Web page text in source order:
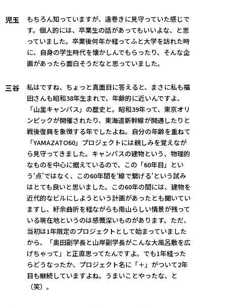
児玉
もちろん知っていますが、遠巻きに見守っていた感じで
す。個人的には、卒業生の話があってもいいよな、と思
っていました。卒業後何年か経ってふと大学を訪れた時
に、自身の学生時代を懐かしんでもらったり、そんな企
画があったら面白そうだなと思っていました。
三谷
私はですね、ちょっと真面目に答えると、まさに私も福
田さんも昭和38年生まれで、年齢的に近いんですよ、
「山里キャンパス」の歴史と。昭和39年って、東京オリ
ンピックが開催されたり、東海道新幹線が開通したりと
戦後復興を象徴する年でしたよね。自分の年齢を重ねて
「YAMAZATO60」プロジェクトには親しみを覚えなが
ら見守ってきました。キャンパスの建物という、物理的
なものを中心に据えているので、この「60年目」とい
う‘点’ではなく、この60年間を‘線で繋げる’という試み
はとても良いと思いました。この60年の間には、建物を
近代的なビルにしようという計画があったとも聞いてい
ますし、紆余曲折を経ながらも南山らしい情景が残って
いる現在地というのは感慨深いものがあります。ただ、
当初は1年限定のプロジェクトとして始まっていました
から、「奥田副学長と山岸副学長がこんな大風呂敷を広
げちゃって」と正直思ってたんですよ。でも1年経った
らどうなったか、プロジェクト名に「＋」がついて2年
目も継続していますよね。うまいことやったな、と
（笑）。